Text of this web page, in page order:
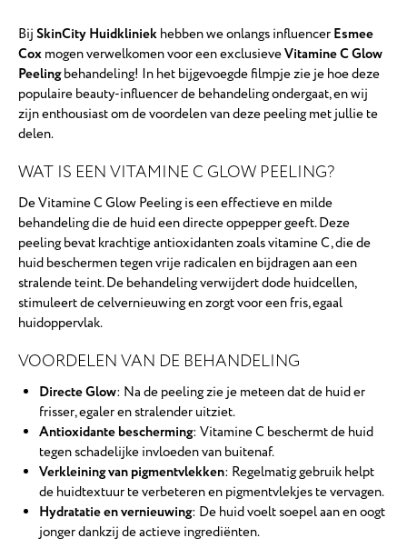
BijSkinCity Huidkliniekhebben we onlangs influencerEsmee
Coxmogen verwelkomen voor een exclusieveVitamine C Glow
Peelingbehandeling! In het bijgevoegde filmpje zie je hoe deze
populaire beauty-influencer de behandeling ondergaat, en wij
zijn enthousiast om de voordelen van deze peeling met jullie te
delen.
WAT IS EEN VITAMINE C GLOW PEELING?
De Vitamine C Glow Peeling is een effectieve en milde
behandeling die de huid een directe oppepper geeft. Deze
peeling bevat krachtige antioxidanten zoals vitamine C, die de
huid beschermen tegen vrije radicalen en bijdragen aan een
stralende teint. De behandeling verwijdert dode huidcellen,
stimuleert de celvernieuwing en zorgt voor een fris, egaal
huidoppervlak.
VOORDELEN VAN DE BEHANDELING
Directe Glow: Na de peeling zie je meteen dat de huid er
frisser, egaler en stralender uitziet.
Antioxidante bescherming: Vitamine C beschermt de huid
tegen schadelijke invloeden van buitenaf.
Verkleining van pigmentvlekken: Regelmatig gebruik helpt
de huidtextuur te verbeteren en pigmentvlekjes te vervagen.
Hydratatie en vernieuwing: De huid voelt soepel aan en oogt
jonger dankzij de actieve ingrediënten.